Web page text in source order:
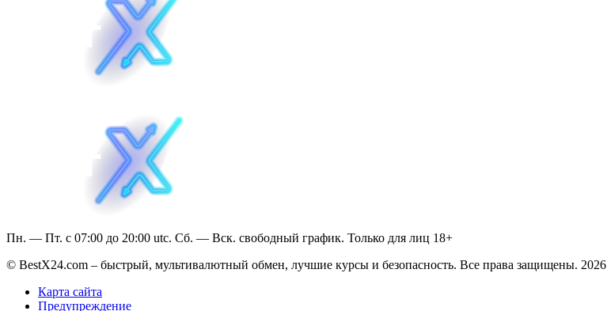
Пн. — Пт. с 07:00 до 20:00 utc. Сб. — Вск. свободный график. Только для лиц 18+
© BestX24.com – быстрый, мультивалютный обмен, лучшие курсы и безопасность. Все права защищены. 2026
Карта сайта
Предупреждение